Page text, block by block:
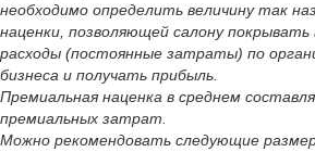
необходимо определить величину так
наценки, позволяющей салону
расходы (постоянные затраты) по
бизнеса и получать прибыль.
Премиальная наценка в среднем
премиальных затрат.
Можно рекомендовать следующие